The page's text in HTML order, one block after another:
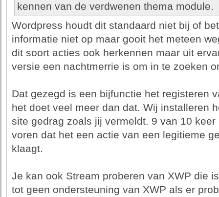
kennen van de verdwenen thema module.
Wordpress houdt dit standaard niet bij of
informatie niet op maar gooit het meteen
dit soort acties ook herkennen maar uit
versie een nachtmerrie is om in te zoeken
Dat gezegd is een bijfunctie het registeren
het doet veel meer dan dat. Wij installeren
site gedrag zoals jij vermeldt. 9 van 10
voren dat het een actie van een legitieme
klaagt.
Je kan ook Stream proberen van XWP die
tot geen ondersteuning van XWP als er